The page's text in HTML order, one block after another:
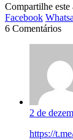
Compartilhe este
Facebook
6 Comentários
2 de
https://